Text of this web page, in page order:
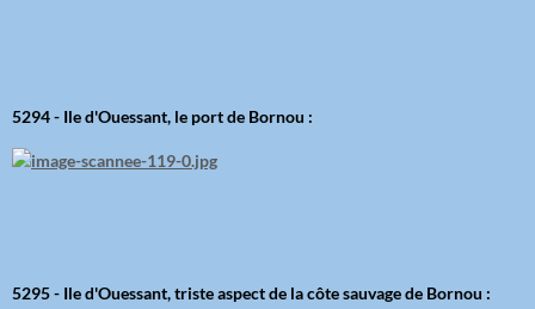
5294 - Ile d'Ouessant, le port de Bornou :
5295 - Ile d'Ouessant, triste aspect de la côte sauvage de Bornou :